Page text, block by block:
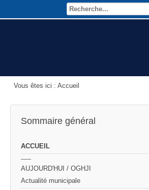
Vous êtes ici : Accueil
Sommaire général
ACCUEIL
-----
AUJOURD'HUI / OGHJI
Actualité municipale